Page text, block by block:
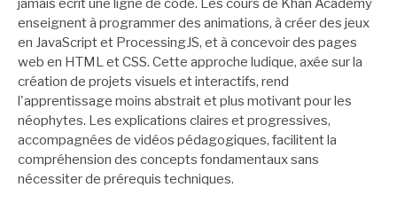
jamais écrit une ligne de code. Les cours de Khan Academy
enseignent à programmer des animations, à créer des jeux
en JavaScript et ProcessingJS, et à concevoir des pages
web en HTML et CSS. Cette approche ludique, axée sur la
création de projets visuels et interactifs, rend
l'apprentissage moins abstrait et plus motivant pour les
néophytes. Les explications claires et progressives,
accompagnées de vidéos pédagogiques, facilitent la
compréhension des concepts fondamentaux sans
nécessiter de prérequis techniques.